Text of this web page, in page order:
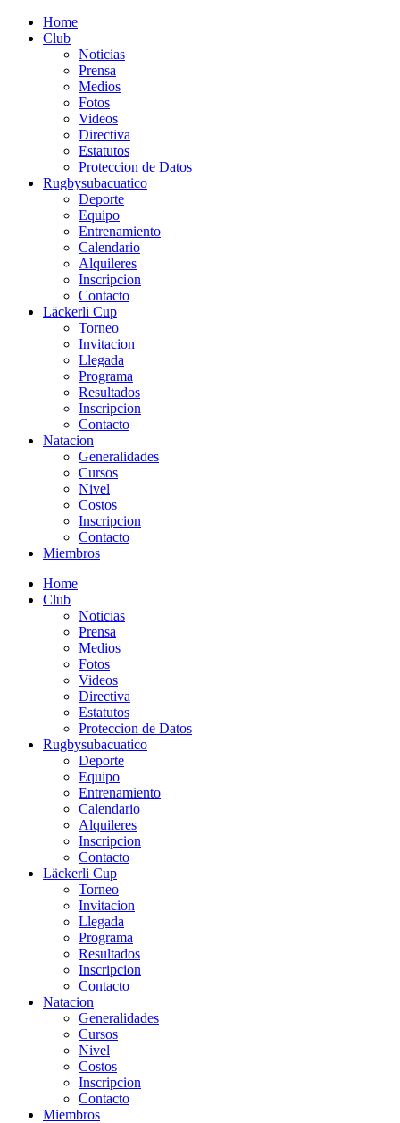
Home
Club
Noticias
Prensa
Medios
Fotos
Videos
Directiva
Estatutos
Proteccion de Datos
Rugbysubacuatico
Deporte
Equipo
Entrenamiento
Calendario
Alquileres
Inscripcion
Contacto
Läckerli Cup
Torneo
Invitacion
Llegada
Programa
Resultados
Inscripcion
Contacto
Natacion
Generalidades
Cursos
Nivel
Costos
Inscripcion
Contacto
Miembros
Home
Club
Noticias
Prensa
Medios
Fotos
Videos
Directiva
Estatutos
Proteccion de Datos
Rugbysubacuatico
Deporte
Equipo
Entrenamiento
Calendario
Alquileres
Inscripcion
Contacto
Läckerli Cup
Torneo
Invitacion
Llegada
Programa
Resultados
Inscripcion
Contacto
Natacion
Generalidades
Cursos
Nivel
Costos
Inscripcion
Contacto
Miembros